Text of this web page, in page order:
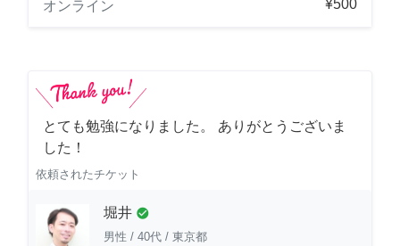
オンライン
¥500
とても勉強になりました。 ありがとうございま
した！
依頼されたチケット
堀井 check_circle
男性 / 40代 / 東京都